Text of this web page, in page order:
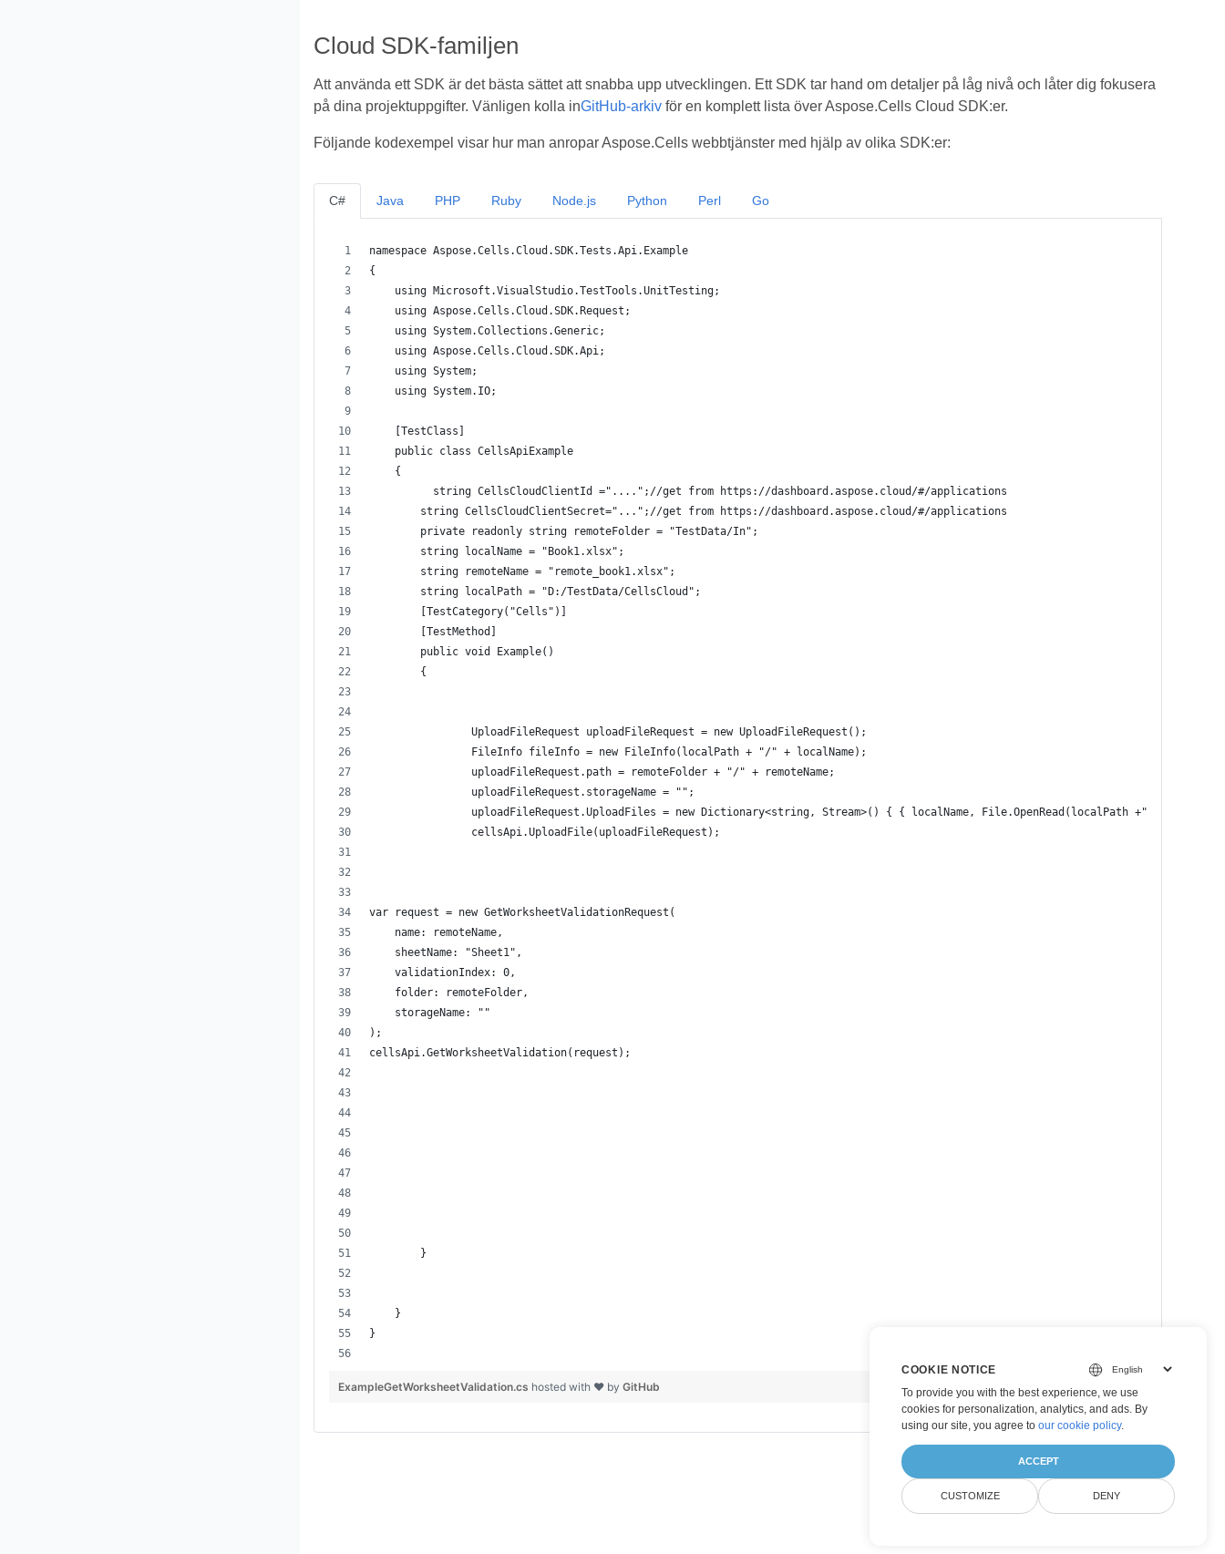
Cloud SDK-familjen
Att använda ett SDK är det bästa sättet att snabba upp utvecklingen. Ett SDK tar hand om detaljer på låg nivå och låter dig fokusera
på dina projektuppgifter. Vänligen kolla inGitHub-arkivför en komplett lista över Aspose.Cells Cloud SDK:er.
Följande kodexempel visar hur man anropar Aspose.Cells webbtjänster med hjälp av olika SDK:er:
C#
namespace Aspose.Cells.Cloud.SDK.Tests.Api.Example
{
    using Microsoft.VisualStudio.TestTools.UnitTesting;
    using Aspose.Cells.Cloud.SDK.Request;
    using System.Collections.Generic;
    using Aspose.Cells.Cloud.SDK.Api;
    using System;
    using System.IO;
    [TestClass]
    public class CellsApiExample
    {
          string CellsCloudClientId ="....";//get from https://dashboard.aspose.cloud/#/applications
        string CellsCloudClientSecret="...";//get from https://dashboard.aspose.cloud/#/applications
        private readonly string remoteFolder = "TestData/In";
        string localName = "Book1.xlsx";
        string remoteName = "remote_book1.xlsx";
        string localPath = "D:/TestData/CellsCloud";
        [TestCategory("Cells")]
        [TestMethod]
        public void Example()
        {
                UploadFileRequest uploadFileRequest = new UploadFileRequest();
                FileInfo fileInfo = new FileInfo(localPath + "/" + localName);
                uploadFileRequest.path = remoteFolder + "/" + remoteName;
                uploadFileRequest.storageName = "";
uploadFileRequest.UploadFiles = new Dictionary<string, Stream>() { { localName, File.OpenRead(localPath +"/"+
                cellsApi.UploadFile(uploadFileRequest);
var request = new GetWorksheetValidationRequest(
    name: remoteName,
    sheetName: "Sheet1",
    validationIndex: 0,
    folder: remoteFolder,
    storageName: ""
);
cellsApi.GetWorksheetValidation(request);
        }
    }
}
view raw
ExampleGetWorksheetValidation.cs hosted with ❤ by GitHub
Java PHP Ruby Node.js Python Perl Go
COOKIE NOTICE
To provide you with the best experience, we use
cookies for personalization, analytics, and ads. By
using our site, you agree to our cookie policy.
ACCEPT
CUSTOMIZE DENY